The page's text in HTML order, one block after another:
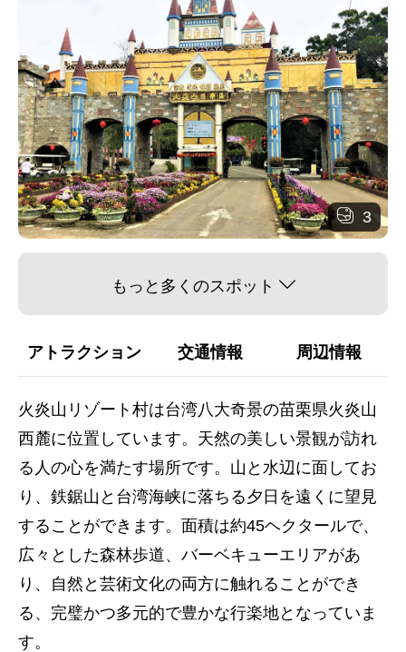
3
もっと多くのスポット
アトラクション 交通情報 周辺情報
火炎山リゾート村は台湾八大奇景の苗栗県火炎山
西麓に位置しています。天然の美しい景観が訪れ
る人の心を満たす場所です。山と水辺に面してお
り、鉄鋸山と台湾海峡に落ちる夕日を遠くに望見
することができます。面積は約45ヘクタールで、
広々とした森林歩道、バーベキューエリアがあ
り、自然と芸術文化の両方に触れることができ
る、完璧かつ多元的で豊かな行楽地となっていま
す。